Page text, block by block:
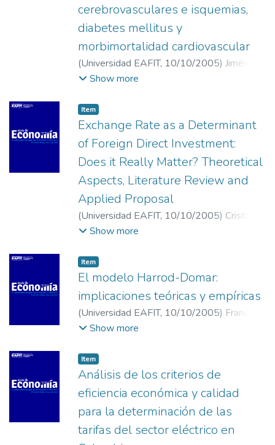
cerebrovasculares e isquemias,
diabetes mellitus y
morbimortalidad cardiovascular
(Universidad EAFIT, 10/10/2005) Jiménez,
Ismarlen;Hurtado Rendón, Álvaro Arturo
Show more
Item
Exchange Rate as a Determinant
of Foreign Direct Investment:
Does it Really Matter? Theoretical
Aspects, Literature Review and
Applied Proposal
(Universidad EAFIT, 10/10/2005) Cristina
Ruiz, Isabel;Western Michigan University
Show more
Item
El modelo Harrod-Domar:
implicaciones teóricas y empíricas
(Universidad EAFIT, 10/10/2005) Franco
González, Humberto
Show more
Item
Análisis de los criterios de
eficiencia económica y calidad
para la determinación de las
tarifas del sector eléctrico en